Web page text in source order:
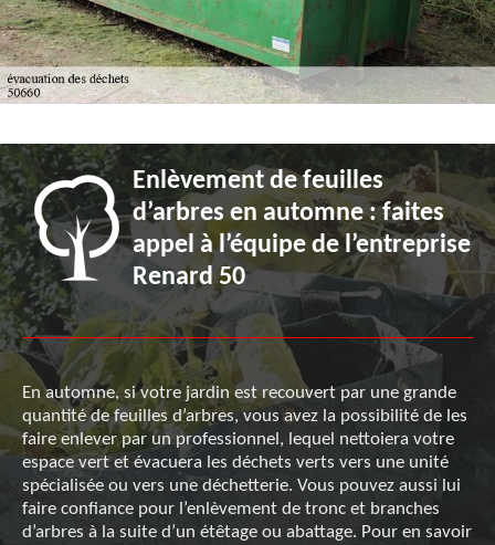
Enlèvement de feuilles
d’arbres en automne : faites
appel à l’équipe de l’entreprise
Renard 50
En automne, si votre jardin est recouvert par une grande
quantité de feuilles d’arbres, vous avez la possibilité de les
faire enlever par un professionnel, lequel nettoiera votre
espace vert et évacuera les déchets verts vers une unité
spécialisée ou vers une déchetterie. Vous pouvez aussi lui
faire confiance pour l’enlèvement de tronc et branches
d’arbres à la suite d’un étêtage ou abattage. Pour en savoir